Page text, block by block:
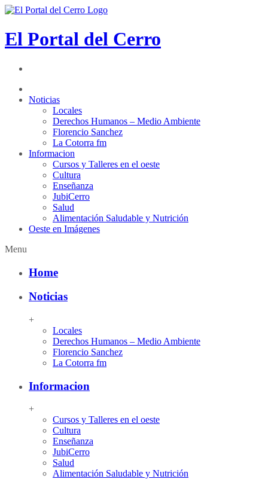
El Portal del Cerro
Noticias
Locales
Derechos Humanos – Medio Ambiente
Florencio Sanchez
La Cotorra fm
Informacion
Cursos y Talleres en el oeste
Cultura
Enseñanza
JubiCerro
Salud
Alimentación Saludable y Nutrición
Oeste en Imágenes
Menu
Home
Noticias
+
Locales
Derechos Humanos – Medio Ambiente
Florencio Sanchez
La Cotorra fm
Informacion
+
Cursos y Talleres en el oeste
Cultura
Enseñanza
JubiCerro
Salud
Alimentación Saludable y Nutrición